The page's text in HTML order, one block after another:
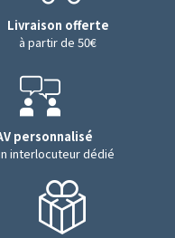
Livraison offerte
à partir de 50€
personnalisé
interlocuteur dédié